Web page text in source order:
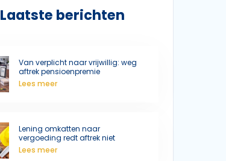
Laatste berichten
Van verplicht naar vrijwillig: weg
aftrek pensioenpremie
Lees meer
Lening omkatten naar
vergoeding redt aftrek niet
Lees meer